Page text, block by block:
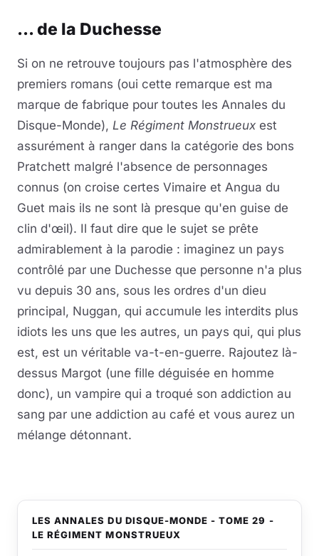
... de la Duchesse
Si on ne retrouve toujours pas l'atmosphère des
premiers romans (oui cette remarque est ma
marque de fabrique pour toutes les Annales du
Disque-Monde), Le Régiment Monstrueux est
assurément à ranger dans la catégorie des bons
Pratchett malgré l'absence de personnages
connus (on croise certes Vimaire et Angua du
Guet mais ils ne sont là presque qu'en guise de
clin d'œil). Il faut dire que le sujet se prête
admirablement à la parodie : imaginez un pays
contrôlé par une Duchesse que personne n'a plus
vu depuis 30 ans, sous les ordres d'un dieu
principal, Nuggan, qui accumule les interdits plus
idiots les uns que les autres, un pays qui, qui plus
est, est un véritable va-t-en-guerre. Rajoutez là-
dessus Margot (une fille déguisée en homme
donc), un vampire qui a troqué son addiction au
sang par une addiction au café et vous aurez un
mélange détonnant.
LES ANNALES DU DISQUE-MONDE - TOME 29 -
LE RÉGIMENT MONSTRUEUX